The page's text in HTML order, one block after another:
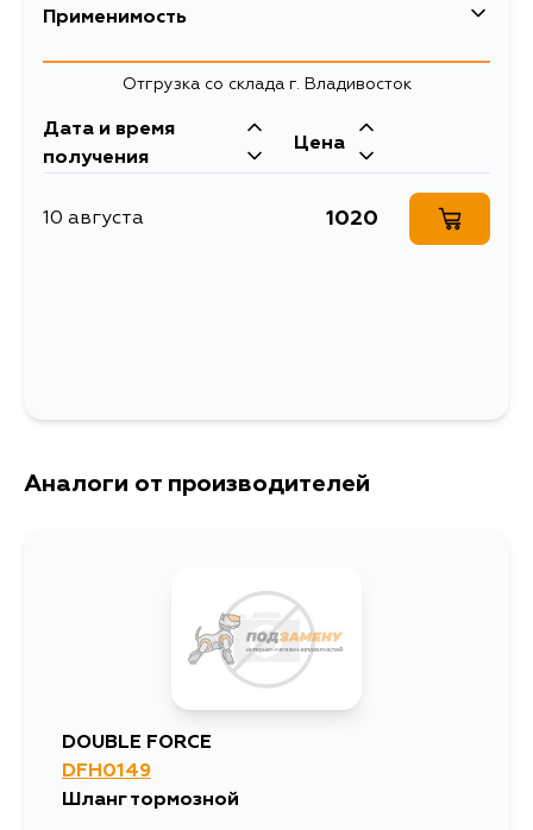
Масса, кг
Применимость
Кузов Двигатель
MCU10, MCU15, MCV20 1MZFE
Toyota
MCV10, MCV20, SXV10, SXV11,
3SFE, 5SFNE, 5SFE,
1MZFE, 2MZFE,
Отгрузка со склада г. Владивосток
Дата и время
получения
Цена
10 августа 1020
Аналоги от производителей
DOUBLE FORCE
DFH0149
Шланг тормозной